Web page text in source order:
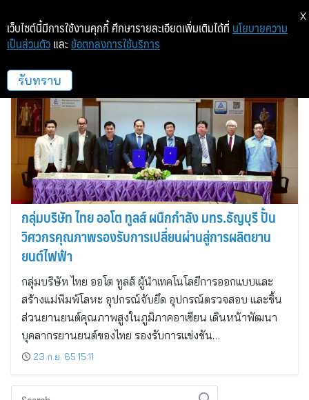
ไทย ออโต ทูลล์ แอนด์ ดาย
กลุ่มบริษัท ไทย ออโต ทูลส์ ผนึกกำลัง มทร.ธัญบุรี ปั้น
วิศวกรคุณภาพรองรับการเปลี่ยนผ่านสู่การผลิตยาน
ยนต์ไฟฟ้า
กลุ่มบริษัท ไทย ออโต ทูลส์ ผู้นำเทคโนโลยีการออกแบบและ
สร้างแม่พิมพ์โลหะ อุปกรณ์จับยึด อุปกรณ์ตรวจสอบ และชิ้น
ส่วนยานยนต์คุณภาพสูงในภูมิภาคอาเซียน เดินหน้าพัฒนา
บุคลากรยานยนต์ของไทย รองรับการแข่งขัน…
23 ก.ย. 65 15:11
เว็บไซต์นี้มีการใช้งานคุกกี้ ศึกษารายละเอียดเพิ่มเติมได้ที่ นโยบายความ
เป็นส่วนตัว และ ข้อตกลงการใช้บริการ
รับทราบ
X